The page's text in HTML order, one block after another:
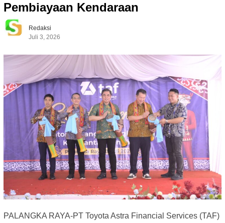
Pembiayaan Kendaraan
Redaksi
Juli 3, 2026
PALANGKA RAYA-PT Toyota Astra Financial Services (TAF)